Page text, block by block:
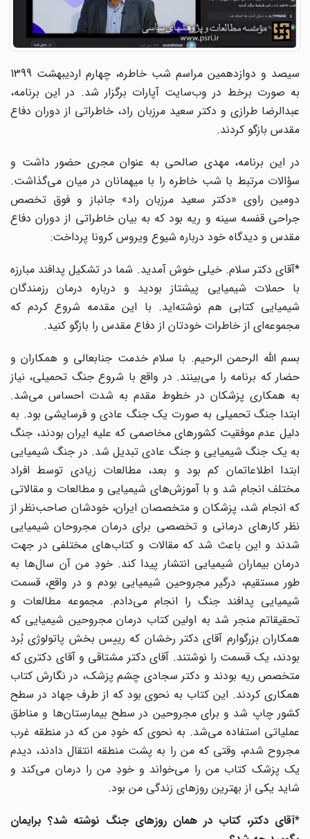
سیصد و دوازدهمین مراسم شب خاطره، چهارم اردیبهشت 1399
به صورت برخط در وب‌سایت آپارات برگزار شد. در این برنامه،
عبدالرضا طرازی و دکتر سعید مرزبان راد، خاطراتی از دوران دفاع
مقدس بازگو کردند.
در این برنامه، مهدی صالحی به عنوان مجری حضور داشت و
سؤالات مرتبط با شب خاطره را با میهمانان در میان می‌گذاشت.
دومین راوی «دکتر سعید مرزبان راد» جانباز و فوق تخصص
جراحی قفسه سینه و ریه بود که به بیان خاطراتی از دوران دفاع
مقدس و دیدگاه خود درباره شیوع ویروس کرونا پرداخت:
*آقای دکتر سلام. خیلی خوش آمدید. شما در تشکیل پدافند مبارزه
با حملات شیمیایی پیشتاز بودید و درباره درمان رزمندگان
شیمیایی کتابی هم نوشته‌اید. با این مقدمه شروع کردم که
مجموعه‌ای از خاطرات خودتان از دفاع مقدس را بازگو کنید.
بسم الله الرحمن الرحیم. با سلام خدمت جنابعالی و همکاران و
حضار که برنامه را می‌بینند. در واقع با شروع جنگ تحمیلی، نیاز
به همکاری پزشکان در خطوط مقدم به شدت احساس می‌شد.
ابتدا جنگ تحمیلی به صورت یک جنگ عادی و فرسایشی بود. به
دلیل عدم موفقیت کشورهای مخاصمی که علیه ایران بودند، جنگ
به یک جنگ شیمیایی و جنگ عادی تبدیل شد. در جنگ شیمیایی
ابتدا اطلاعاتمان کم بود و بعد، مطالعات زیادی توسط افراد
مختلف انجام شد و با آموزش‌های شیمیایی و مطالعات و مقالاتی
که انجام شد، پزشکان و متخصصان ایران، خودشان صاحب‌نظر از
نظر کارهای درمانی و تخصصی برای درمان مجروحان شیمیایی
شدند و این باعث شد که مقالات و کتاب‌های مختلفی در جهت
درمان بیماران شیمیایی انتشار پیدا کند. خودِ من آن سال‌ها به
طور مستقیم، درگیر مجروحین شیمیایی بودم و در واقع، قسمت
شیمیایی پدافند جنگ را انجام می‌دادم. مجموعه مطالعات و
تحقیقاتم منجر شد به اولین کتاب درمان مجروحین شیمیایی که
همکاران بزرگوارم آقای دکتر رخشان که رییس بخش پاتولوژی بُرد
بودند، یک قسمت را نوشتند. آقای دکتر مشتاقی و آقای دکتری که
متخصص ریه بودند و دکتر سجادی چشم پزشک، در نگارش کتاب
همکاری کردند. این کتاب به نحوی بود که از طرف جهاد در سطح
کشور چاپ شد و برای مجروحین در سطح بیمارستان‌ها و مناطق
عملیاتی استفاده می‌شد. به نحوی که خودِ من که در منطقه غرب
مجروح شدم، وقتی که من را به پشت منطقه انتقال دادند، دیدم
یک پزشک کتاب من را می‌خواند و خودِ من را درمان می‌کند و
شاید یکی از بهترین روزهای زندگی من بود.
*آقای دکتر، کتاب در همان روزهای جنگ نوشته شد؟ برایمان